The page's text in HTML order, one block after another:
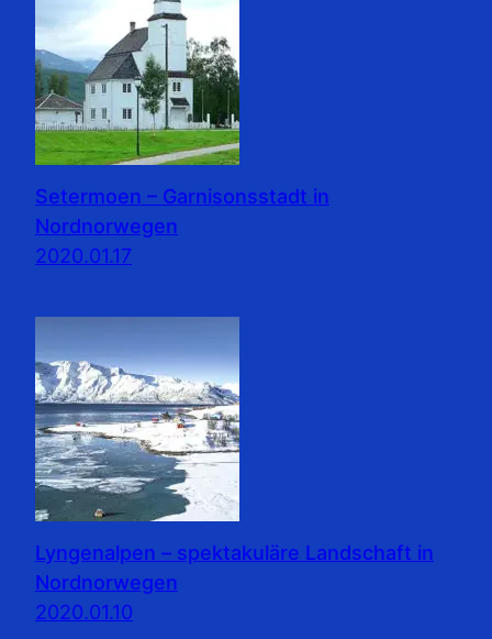
Setermoen – Garnisonsstadt in
Nordnorwegen
2020.01.17
Lyngenalpen – spektakuläre Landschaft in
Nordnorwegen
2020.01.10